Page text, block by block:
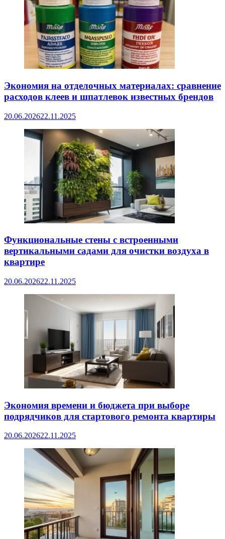
Экономия на отделочных материалах: сравнение
расходов клеев и шпатлевок известных брендов
20.06.202622.11.2025
Функциональные стены с встроенными
вертикальными садами для очистки воздуха в
квартире
20.06.202622.11.2025
Экономия времени и бюджета при выборе
подрядчиков для стартового ремонта квартиры
20.06.202622.11.2025